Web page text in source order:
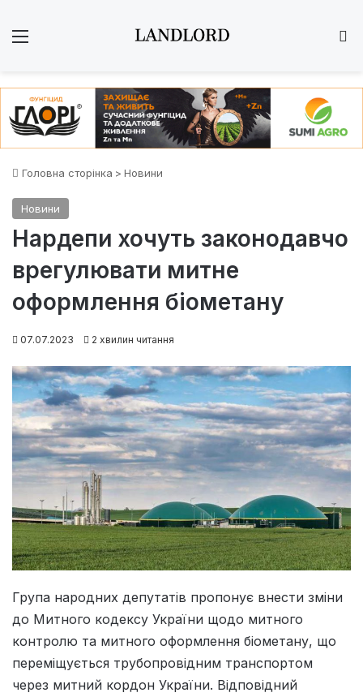
Головна сторінка > Новини
Новини
Нардепи хочуть законодавчо
врегулювати митне
оформлення біометану
07.07.2023 2 хвилин читання
Група народних депутатів пропонує внести зміни
до Митного кодексу України щодо митного
контролю та митного оформлення біометану, що
переміщується трубопровідним транспортом
через митний кордон України. Відповідний